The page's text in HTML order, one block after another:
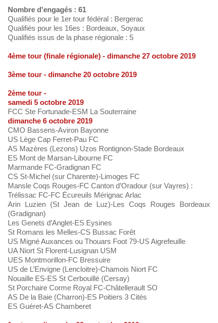
Nombre d'engagés : 61
Qualifiés pour le 1er tour fédéral : Bergerac
Qualifiés pour les 16es : Bordeaux, Soyaux
Qualifiés issus de la phase régionale : 5
4ème tour (finale régionale) - dimanche 27 octobre 2019
3ème tour - dimanche 20 octobre 2019
2ème tour -
samedi 5 octobre 2019
FCC Ste Fortunade-ESM La Souterraine
dimanche 6 octobre 2019
CMO Bassens-Aviron Bayonne
US Lège Cap Ferret-Pau FC
AS Mazères (Lezons) Uzos Rontignon-Stade Bordeaux
ES Mont de Marsan-Libourne FC
Marmande FC-Gradignan FC
CS St-Michel (sur Charente)-Limoges FC
Mansle Coqs Rouges-FC Canton d’Oradour (sur Vayres) :
Trélissac FC-FC Écureuils Mérignac Arlac
Arin Luzien (St Jean de Luz)-Les Coqs Rouges Bordeaux
(Gradignan)
Les Genets d’Anglet-ES Eysines
St Romans les Melles-CS Bussac Forêt
US Migné Auxances ou Thouars Foot 79-US Aigrefeuille
UA Niort St Florent-Lusignan USM
UES Montmorillon-FC Bressuire
US de L’Envigne (Lencloitre)-Chamois Niort FC
Nouaille ES-ES St Cerbouillé (Cersay)
St Porchaire Corme Royal FC-Châtellerault SO
AS De la Baie (Charron)-ES Poitiers 3 Cités
ES Guéret-AS Chamberet